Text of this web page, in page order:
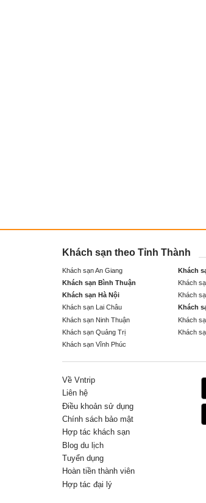
Khách sạn theo Tỉnh Thành
Khách sạn An Giang Khách
Khách sạn Bình Thuận
Khách
Khách sạn Hà Nội
Khách
Khách sạn Lai Châu
Khách
Khách sạn Ninh Thuận
Khách
Khách sạn Quảng Trị
Khách
Khách sạn Vĩnh Phúc
Về Vntrip
Liên hệ
Điều khoản sử dụng
Chính sách bảo mật
Hợp tác khách sạn
Blog du lịch
Tuyển dụng
Hoàn tiền thành viên
Hợp tác đại lý